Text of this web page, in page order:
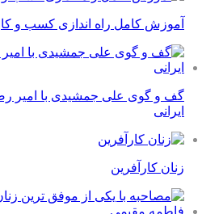
آموزش کامل راه اندازی کسب و
گف و گوی علی جمشیدی با امیر
ایرانی
زنان کارآفرین